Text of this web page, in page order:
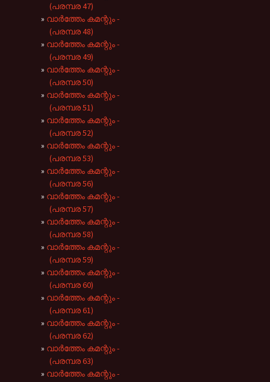
(പരമ്പര 47)
വാർത്തേം കമന്റും -
(പരമ്പര 48)
വാർത്തേം കമന്റും -
(പരമ്പര 49)
വാർത്തേം കമന്റും -
(പരമ്പര 50)
വാർത്തേം കമന്റും -
(പരമ്പര 51)
വാർത്തേം കമന്റും -
(പരമ്പര 52)
വാർത്തേം കമന്റും -
(പരമ്പര 53)
വാർത്തേം കമന്റും -
(പരമ്പര 56)
വാർത്തേം കമന്റും -
(പരമ്പര 57)
വാർത്തേം കമന്റും -
(പരമ്പര 58)
വാർത്തേം കമന്റും -
(പരമ്പര 59)
വാർത്തേം കമന്റും -
(പരമ്പര 60)
വാർത്തേം കമന്റും -
(പരമ്പര 61)
വാർത്തേം കമന്റും -
(പരമ്പര 62)
വാർത്തേം കമന്റും -
(പരമ്പര 63)
വാർത്തേം കമന്റും -